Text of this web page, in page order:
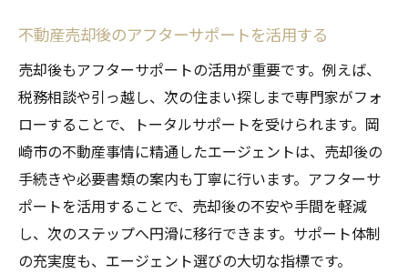
不動産売却後のアフターサポートを活用する
売却後もアフターサポートの活用が重要です。例えば、
税務相談や引っ越し、次の住まい探しまで専門家がフォ
ローすることで、トータルサポートを受けられます。岡
崎市の不動産事情に精通したエージェントは、売却後の
手続きや必要書類の案内も丁寧に行います。アフターサ
ポートを活用することで、売却後の不安や手間を軽減
し、次のステップへ円滑に移行できます。サポート体制
の充実度も、エージェント選びの大切な指標です。